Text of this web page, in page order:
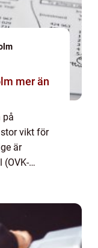
än
på
vikt för
är